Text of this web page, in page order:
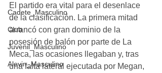
Cadete_Masculino
Club
Juvenil_Masculino
Alevin_Masculino
El partido era vital para el desenlace
de la clasificación. La primera mitad
arrancó con gran dominio de la
posesión de balón por parte de La
Meca, las ocasiones llegaban y, tras
una falta lateral ejecutada por Megan,